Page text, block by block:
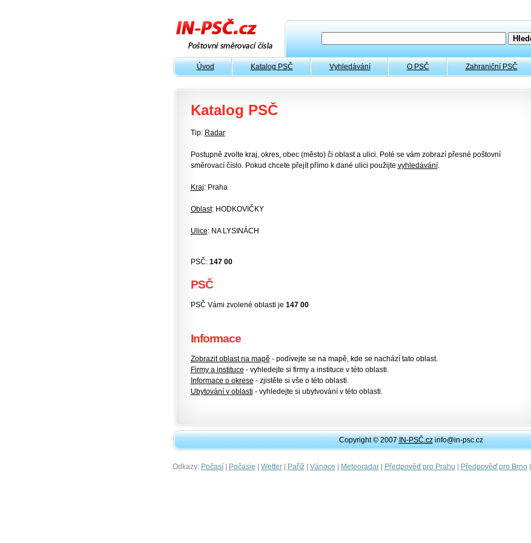
Úvod Katalog PSČ Vyhledávání O PSČ Zahraniční PSČ
Katalog PSČ
Tip: Radar
Postupně zvolte kraj, okres, obec (město) či oblast a ulici. Poté se vám zobrazí přesné poštovní
směrovací číslo. Pokud chcete přejít přímo k dané ulici použijte vyhledávání.
Kraj: Praha
Oblast: HODKOVIČKY
Ulice: NA LYSINÁCH
PSČ: 147 00
PSČ
PSČ Vámi zvolené oblasti je 147 00
Informace
Zobrazit oblast na mapě - podívejte se na mapě, kde se nachází tato oblast.
Firmy a instituce - vyhledejte si firmy a instituce v této oblasti.
Informace o okrese - zjistěte si vše o této oblasti.
Ubytování v oblasti - vyhledejte si ubytvování v této oblasti.
Copyright © 2007IN-PSČ.czinfo@in-psc.cz
Odkazy: Počasí| Počasie | Wetter| Paříž| Vánoce | Meteoradar| Předpověď pro Prahu | Předpověď pro Brno|